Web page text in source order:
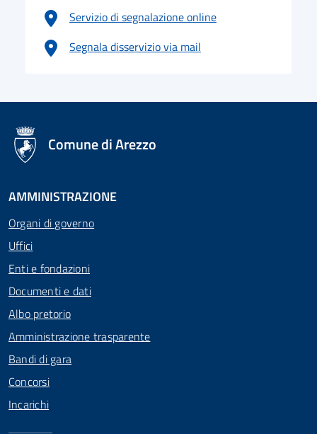
Servizio di segnalazione online
Segnala disservizio via mail
logo Unione Europea
Comune di Arezzo
AMMINISTRAZIONE
Organi di governo
Uffici
Enti e fondazioni
Documenti e dati
Albo pretorio
Amministrazione trasparente
Bandi di gara
Concorsi
Incarichi